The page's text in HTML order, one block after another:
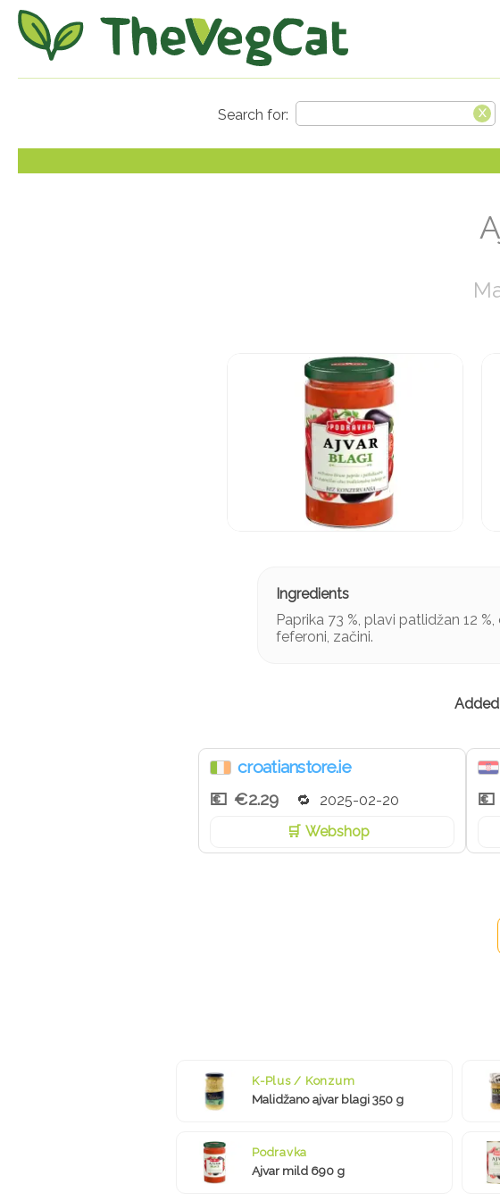
Paprika 73 %, plavi patlidžan 12
feferoni, začini.
croatianstore.ie
€2.29
2025-02-20
Webshop
K-Plus / Konzum
Malidžano ajvar blagi 350 g
Podravka
Ajvar mild 690 g